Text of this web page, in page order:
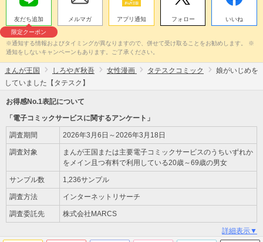
友だち追加
限定クーポン
メルマガ アプリ通知 フォロー いいね
※通知する情報およびタイミングが異なりますので、併せて受け取ることをお勧めします。 ※
通知をしないキャンペーンもあります。ご了承ください。
まんが王国 しろやぎ秋吾 女性漫画 タテスクコミック
娘がいじめを
していました【タテスク】
お得感No.1表記について
「電子コミックサービスに関するアンケート」
調査期間 2026年3月6日～2026年3月18日
調査対象
まんが王国または主要電子コミックサービスのうちいずれか
をメイン且つ有料で利用している20歳～69歳の男女
サンプル数 1,236サンプル
調査方法 インターネットリサーチ
調査委託先 株式会社MARCS
詳細表示▼